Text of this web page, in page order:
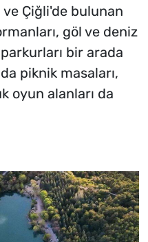
Çiğli'de bulunan
göl ve deniz
bir arada
piknik masaları,
oyun alanları da